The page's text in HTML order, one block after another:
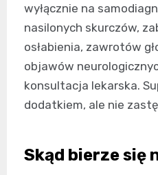
wyłącznie na
nasilonych skurczów,
osłabienia, zawrotów
objawów
konsultacja lekarska.
dodatkiem, ale nie
Skąd bierze się